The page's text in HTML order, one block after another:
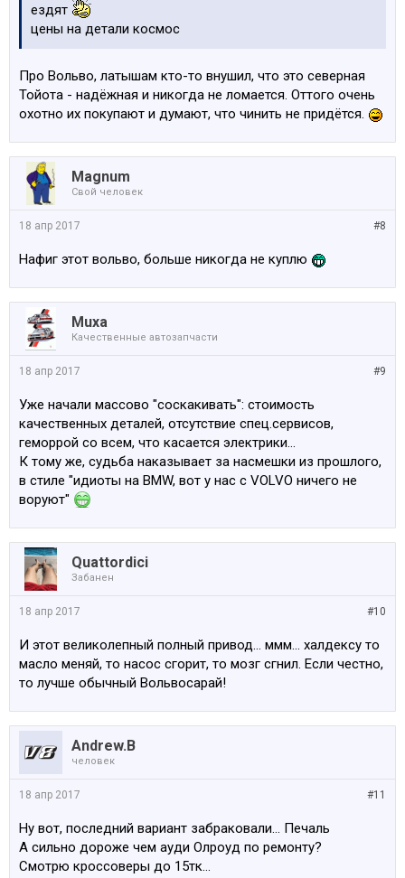
ездят
цены на детали космос
Про Вольво, латышам кто-то внушил, что это северная
Тойота - надёжная и никогда не ломается. Оттого очень
охотно их покупают и думают, что чинить не придётся.
Magnum
Свой человек
#8
18 апр 2017
Нафиг этот вольво, больше никогда не куплю
Muxa
Качественные автозапчасти
#9
18 апр 2017
Уже начали массово "соскакивать": cтоимость
качественных деталей, отсутствие спец.сервисов,
геморрой со всем, что касается электрики...
К тому же, судьба наказывает за насмешки из прошлого,
в стиле "идиоты на BMW, вот у нас с VOLVO ничего не
воруют"
Quattordici
Забанен
#10
18 апр 2017
И этот великолепный полный привод... ммм... халдексу то
масло меняй, то насос сгорит, то мозг сгнил. Если честно,
то лучше обычный Вольвосарай!
Andrew.B
человек
#11
18 апр 2017
Ну вот, последний вариант забраковали... Печаль
А сильно дороже чем ауди Олроуд по ремонту?
Смотрю кроссоверы до 15тк...